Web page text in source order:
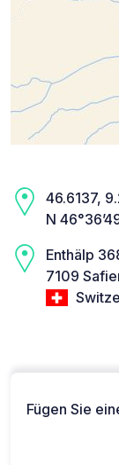
46.6137,
N
Enthälp
7109
Fügen Sie